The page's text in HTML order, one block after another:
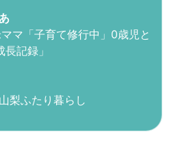
マ「子育て修行中」0歳児と
記録」
梨ふたり暮らし